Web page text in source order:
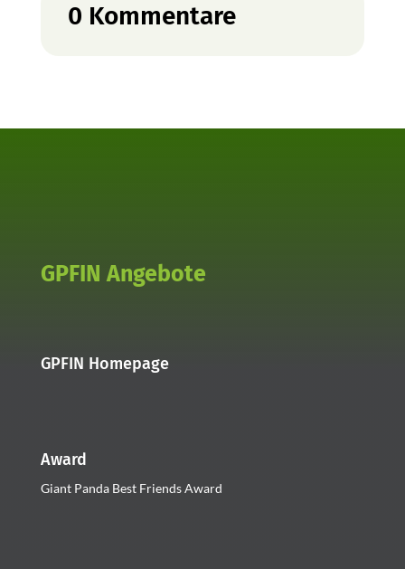
0 Kommentare
GPFIN Angebote
GPFIN Homepage
Award
Giant Panda Best Friends Award